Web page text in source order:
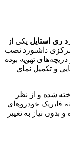
ری استایل یکی از
داشبورد نصب
تهویه بوده
و تکمیل نمای
شده و از نظر
فابریک خودروهای
نیاز به تغییر